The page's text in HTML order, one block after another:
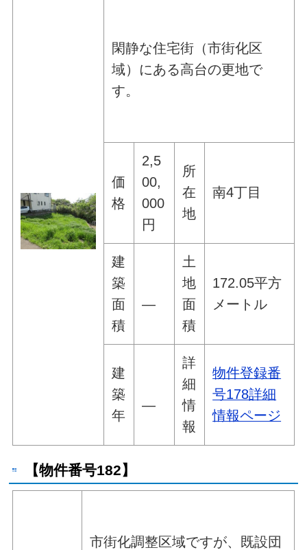
閑静な住宅街（市街化区
域）にある高台の更地で
す。
価
格
2,5
00,
000
円
所
在
地
南4丁目
建
築
面
積
―
土
地
面
積
172.05平方
メートル
建
築
年
―
詳
細
情
報
物件登録番
号178詳細
情報ページ
【物件番号182】
市街化調整区域ですが、既設団